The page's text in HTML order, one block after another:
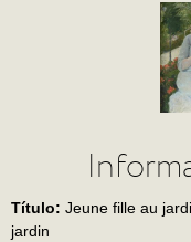
Título: Jeune fille au
jardin